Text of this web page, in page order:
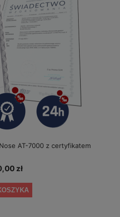
AT-7000 z certyfikatem
zł